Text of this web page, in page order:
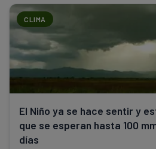
CLIMA
El Niño ya se hace sentir y
que se esperan hasta 100
días